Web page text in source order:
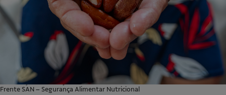
Fundação Vale Projetos Catas Altas
Frente SAN – Segurança Alimentar Nutricional